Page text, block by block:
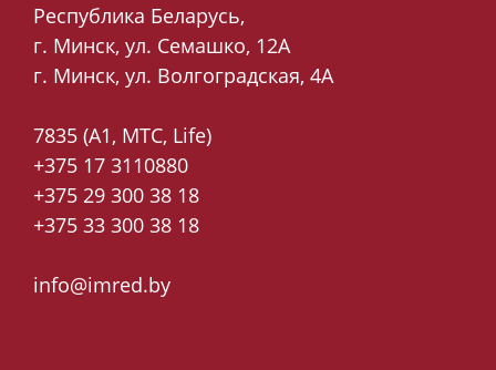
Республика Беларусь,
г. Минск, ул. Семашко, 12А
г. Минск, ул. Волгоградская, 4А
7835 (A1, MTC, Life)
+375 17 3110880
+375 29 300 38 18
+375 33 300 38 18
info@imred.by